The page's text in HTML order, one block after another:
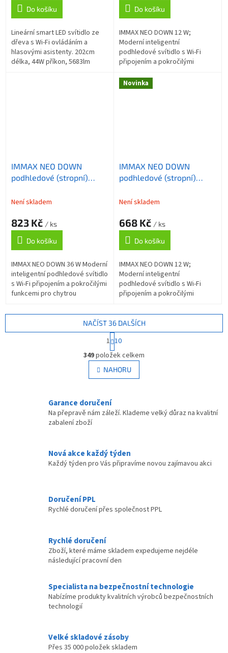
Do košíku
Lineární smart LED svítidlo ze
dřeva s Wi-Fi ovládáním a
hlasovými asistenty. 202cm
délka, 44W příkon, 5683lm
Do košíku
IMMAX NEO DOWN 12 W;
Moderní inteligentní
podhledové svítidlo s Wi-Fi
připojením a pokročilými
domácnost. Immax NEO DOWN
představuje novou generaci...
IMMAX NEO DOWN
podhledové (stropní)
podporou BEACON, CCT,
černé
Není skladem
823 Kč / ks
Do košíku
IMMAX NEO DOWN 36 W Moderní
inteligentní podhledové svítidlo
s Wi-Fi připojením a pokročilými
funkcemi pro chytrou
představuje novou generaci
Novinka
IMMAX NEO DOWN
podhledové (stropní)
podporou BEACON, CCT,
černé
Není skladem
668 Kč / ks
Do košíku
IMMAX NEO DOWN 12 W;
Moderní inteligentní
podhledové svítidlo s Wi-Fi
připojením a pokročilými
domácnost. Immax NEO DOWN
představuje novou generaci...
O
v
l
á
c
í
v
k
y
i
s
NAČÍST 36 DALŠÍCH
S
t
r
á
n
k
n
1 10
349položek celkem
NAHORU
Garance doručení
Na přepravě nám záleží. Klademe velký důraz na kvalitní
zabalení zboží
Nová akce každý týden
Každý týden pro Vás připravíme novou zajímavou akci
Doručení PPL
Rychlé doručení přes společnost PPL
Rychlé doručení
Zboží, které máme skladem expedujeme nejdéle
následující pracovní den
Specialista na bezpečnostní technologie
Nabízíme produkty kvalitních výrobců bezpečnostních
technologií
Velké skladové zásoby
Přes 35 000 položek skladem